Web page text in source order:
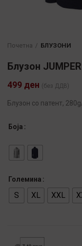
Почетна БЛУЗОНИ
Блузон
499 ден (без ДДВ)
Блузон со патент,
Боја
Големина
S XL XXL